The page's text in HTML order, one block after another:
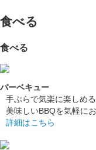
食べる
食べる
バーベキュー
手ぶらで気楽に楽しめ
美味しいBBQを気軽に
詳細はこちら